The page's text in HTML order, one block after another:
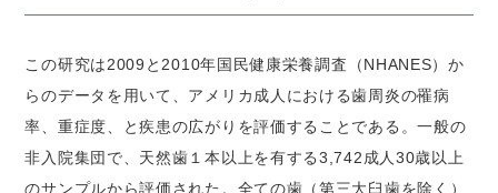
この研究は2009と2010年国民健康栄養調査（NHANES）か
らのデータを用いて、アメリカ成人における歯周炎の罹病
率、重症度、と疾患の広がりを評価することである。一般の
非入院集団で、天然歯１本以上を有する3,742成人30歳以上
のサンプルから評価された。全ての歯（第三大臼歯を除く）